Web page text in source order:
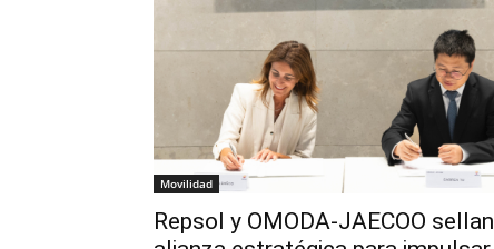
Movilidad
Repsol y OMODA-JAECOO sellan